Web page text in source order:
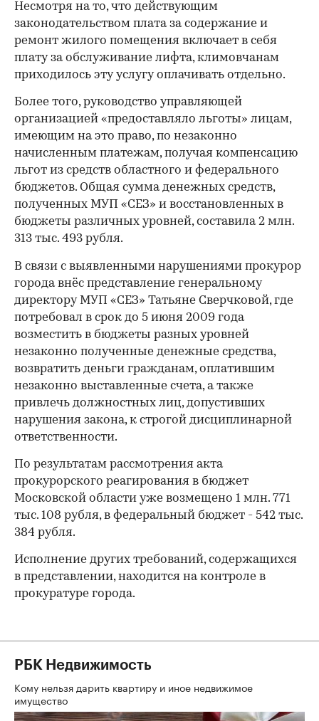
Несмотря на то, что действующим
законодательством плата за содержание и
ремонт жилого помещения включает в себя
плату за обслуживание лифта, климовчанам
приходилось эту услугу оплачивать отдельно.
Более того, руководство управляющей
организацией «предоставляло льготы» лицам,
имеющим на это право, по незаконно
начисленным платежам, получая компенсацию
льгот из средств областного и федерального
бюджетов. Общая сумма денежных средств,
полученных МУП «СЕЗ» и восстановленных в
бюджеты различных уровней, составила 2 млн.
313 тыс. 493 рубля.
00:00 / 00:00
В связи с выявленными нарушениями прокурор
города внёс представление генеральному
директору МУП «СЕЗ» Татьяне Сверчковой, где
потребовал в срок до 5 июня 2009 года
возместить в бюджеты разных уровней
незаконно полученные денежные средства,
возвратить деньги гражданам, оплатившим
незаконно выставленные счета, а также
привлечь должностных лиц, допустивших
нарушения закона, к строгой дисциплинарной
ответственности.
По результатам рассмотрения акта
прокурорского реагирования в бюджет
Московской области уже возмещено 1 млн. 771
тыс. 108 рубля, в федеральный бюджет - 542 тыс.
384 рубля.
Исполнение других требований, содержащихся
в представлении, находится на контроле в
прокуратуре города.
РБК Недвижимость
Кому нельзя дарить квартиру и иное недвижимое
имущество